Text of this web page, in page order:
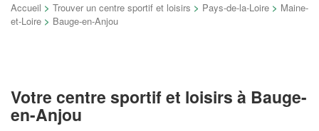
Accueil > Trouver un centre sportif et loisirs > Pays-de-la-Loire > Maine-
et-Loire > Bauge-en-Anjou
Votre centre sportif et loisirs à Bauge-
en-Anjou